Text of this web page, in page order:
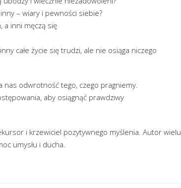
– wiary i pewności siebie?
a inni męczą się
całe życie się trudzi, ale nie osiąga niczego
odwrotność tego, czego pragniemy.
aby osiągnąć prawdziwy
i krzewiciel pozytywnego myślenia. Autor wielu
umysłu i ducha.